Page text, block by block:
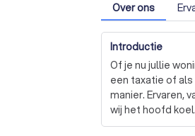
Over ons
Introductie
Of je nu jullie
een taxatie of als
manier. Ervaren,
wij het hoofd